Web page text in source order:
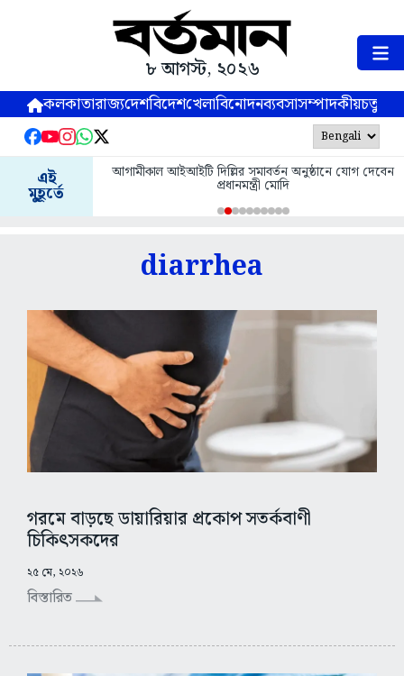
৮ আগস্ট, ২০২৬
কলকাতারাজ্যদেশবিদেশখেলাবিনোদনব্যবসাসম্পাদকীয়
এই
মুহূর্তে
আগামীকাল আইআইটি দিল্লির সমাবর্তন অনুষ্ঠানে যোগ দেবেন
প্রধানমন্ত্রী মোদি
diarrhea
গরমে বাড়ছে ডায়ারিয়ার প্রকোপ সতর্কবাণী
চিকিৎসকদের
২৫ মে, ২০২৬
বিস্তারিত